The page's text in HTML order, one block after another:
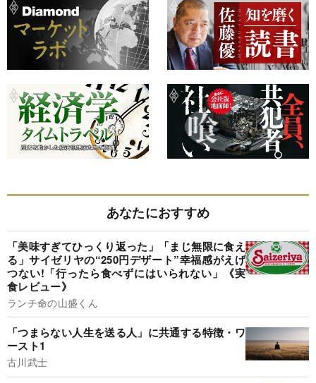
あなたにおすすめ
「美味すぎてひっくり返った」「まじ無限に食え
る」サイゼリヤの“250円デザート”幸福感がえげ
つない!「行ったら食べずにはいられない」《実
食レビュー》
ランチ命の山盛くん
「つまらない人生を送る人」に共通する特徴・ワ
ースト1
古川武士